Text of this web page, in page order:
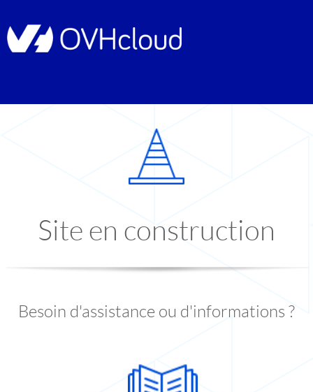
Site en construction
Besoin d'assistance ou d'informations ?